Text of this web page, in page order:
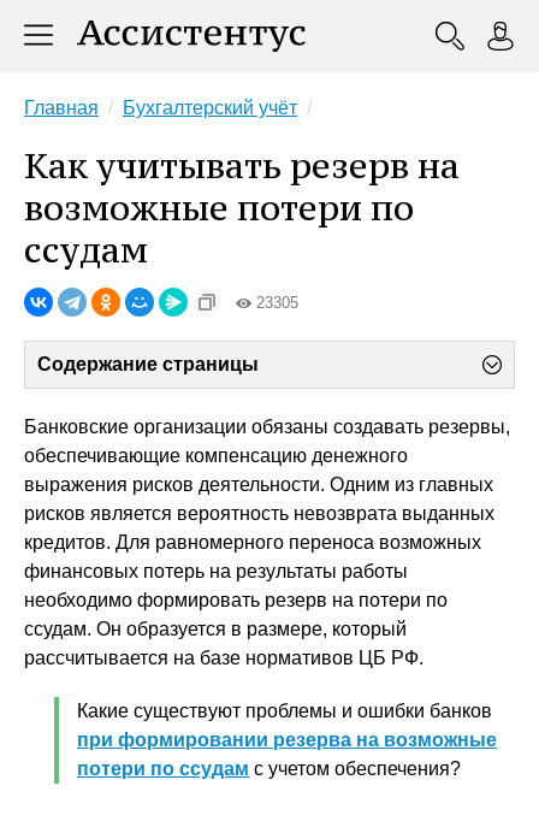
Главная Бухгалтерский учёт
Как учитывать резерв на
возможные потери по
ссудам
23305
Содержание страницы
Банковские организации обязаны создавать резервы,
обеспечивающие компенсацию денежного
выражения рисков деятельности. Одним из главных
рисков является вероятность невозврата выданных
кредитов. Для равномерного переноса возможных
финансовых потерь на результаты работы
необходимо формировать резерв на потери по
ссудам. Он образуется в размере, который
рассчитывается на базе нормативов ЦБ РФ.
Какие существуют проблемы и ошибки банков
при формировании резерва на возможные
потери по ссудам с учетом обеспечения?